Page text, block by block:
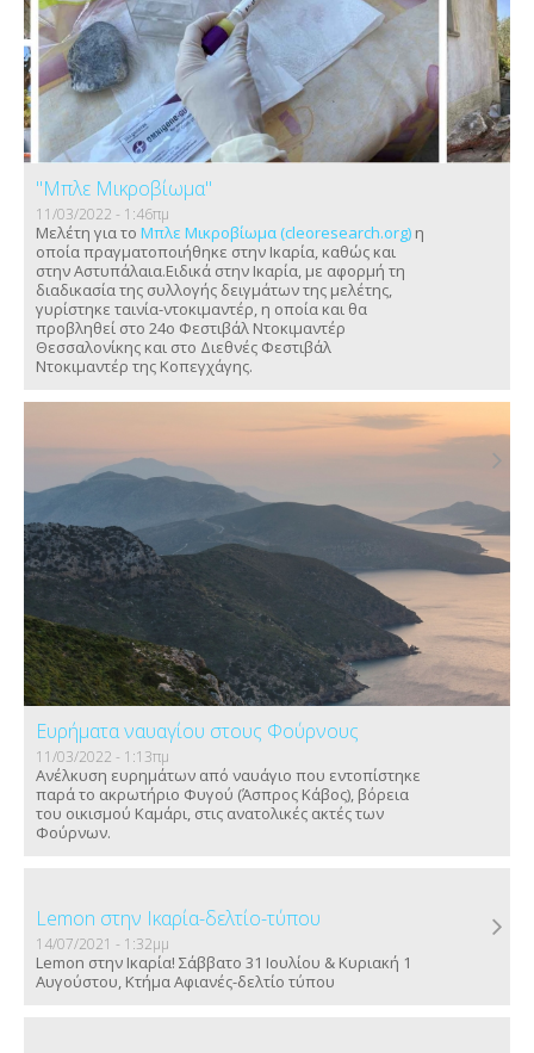
''Μπλε Μικροβίωμα''
11/03/2022 - 1:46πμ
Μελέτη για το Μπλε Μικροβίωμα (cleoresearch.org) η
οποία πραγματοποιήθηκε στην Ικαρία, καθώς και
στην Αστυπάλαια.Ειδικά στην Ικαρία, με αφορμή τη
διαδικασία της συλλογής δειγμάτων της μελέτης,
γυρίστηκε ταινία-ντοκιμαντέρ, η οποία και θα
προβληθεί στο 24ο Φεστιβάλ Ντοκιμαντέρ
Θεσσαλονίκης και στο Διεθνές Φεστιβάλ
Ντοκιμαντέρ της Κοπεγχάγης.
Ευρήματα ναυαγίου στους Φούρνους
11/03/2022 - 1:13πμ
Ανέλκυση ευρημάτων από ναυάγιο που εντοπίστηκε
παρά το ακρωτήριο Φυγού (Άσπρος Κάβος), βόρεια
του οικισμού Καμάρι, στις ανατολικές ακτές των
Φούρνων.
Lemon στην Ικαρία-δελτίο-τύπου
14/07/2021 - 1:32μμ
Lemon στην Ικαρία! Σάββατο 31 Ιουλίου & Κυριακή 1
Αυγούστου, Κτήμα Αφιανές-δελτίο τύπου